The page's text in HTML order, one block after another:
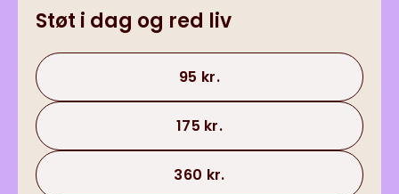
Støt i dag og red liv
95 kr.
175 kr.
360 kr.